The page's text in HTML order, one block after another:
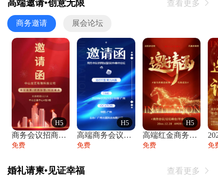
高端邀请•创意无限 查看更多 
商务邀请 展会论坛
H5
商务会议招商展会科技峰会邀请函年会邀请
免费
H5
高端商务会议招商加盟展会峰会论坛邀请函
免费
H5
高端红金商务会议年会年终盛典答谢邀请函
免费 免
婚礼请柬•见证幸福 查看更多 